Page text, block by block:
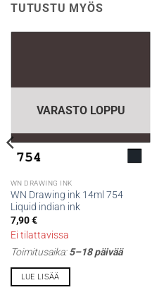
TUTUSTU MYÖS
VARASTO LOPPU
WN DRAWING INK
WN Drawing ink 14ml 754
Liquid indian ink
7,90€
Ei tilattavissa
Toimitusaika:5–18 päivää
LUE LISÄÄ